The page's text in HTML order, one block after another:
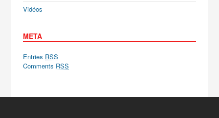
Vidéos
META
Entries RSS
Comments RSS